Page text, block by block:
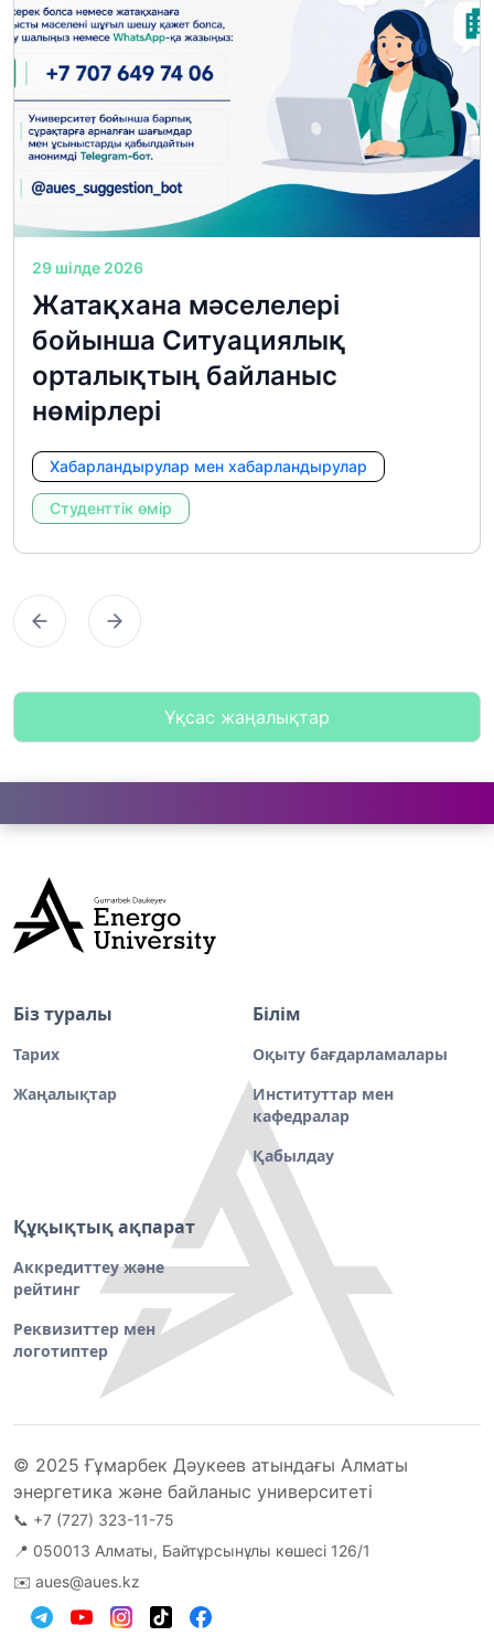
29 шілде 2026
Жатақхана мәселелері
бойынша Ситуациялық
орталықтың байланыс
нөмірлері
Хабарландырулар мен хабарландырулар
Студенттік өмір
Предыдущий
Ұқсас жаңалықтар
Біз туралы
Тарих
Жаңалықтар
Білім
Оқыту бағдарламалары
Институттар мен
кафедралар
Қабылдау
Құқықтық ақпарат
Аккредиттеу және
рейтинг
Реквизиттер мен
логотиптер
© 2025 Ғұмарбек Дәукеев атындағы Алматы
энергетика және байланыс университеті
📞 +7 (727) 323-11-75
📍 050013 Алматы, Байтұрсынұлы көшесі 126/1
✉️ aues@aues.kz